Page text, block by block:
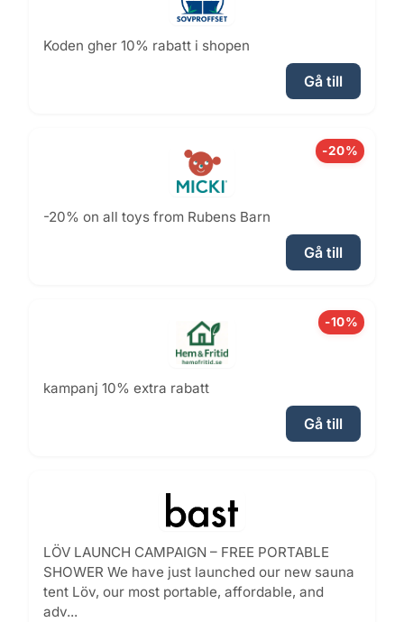
Koden gher 10% rabatt i shopen
Gå till
-20%
-20% on all toys from Rubens Barn
Gå till
-10%
kampanj 10% extra rabatt
Gå till
LÖV LAUNCH CAMPAIGN – FREE PORTABLE
SHOWER We have just launched our new sauna
tent Löv, our most portable, affordable, and
adv...